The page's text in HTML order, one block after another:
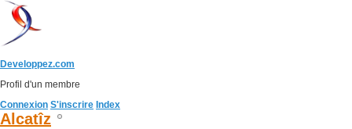
Developpez.com
Profil d'un membre
Connexion S'inscrire Index
Alcatîz